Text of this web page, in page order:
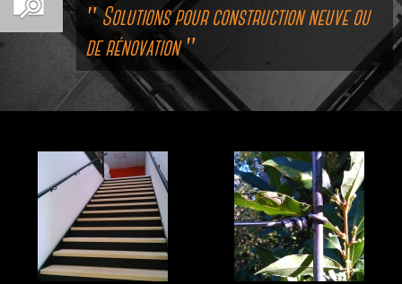
" Solutions pour construction neuve ou
de rénovation "